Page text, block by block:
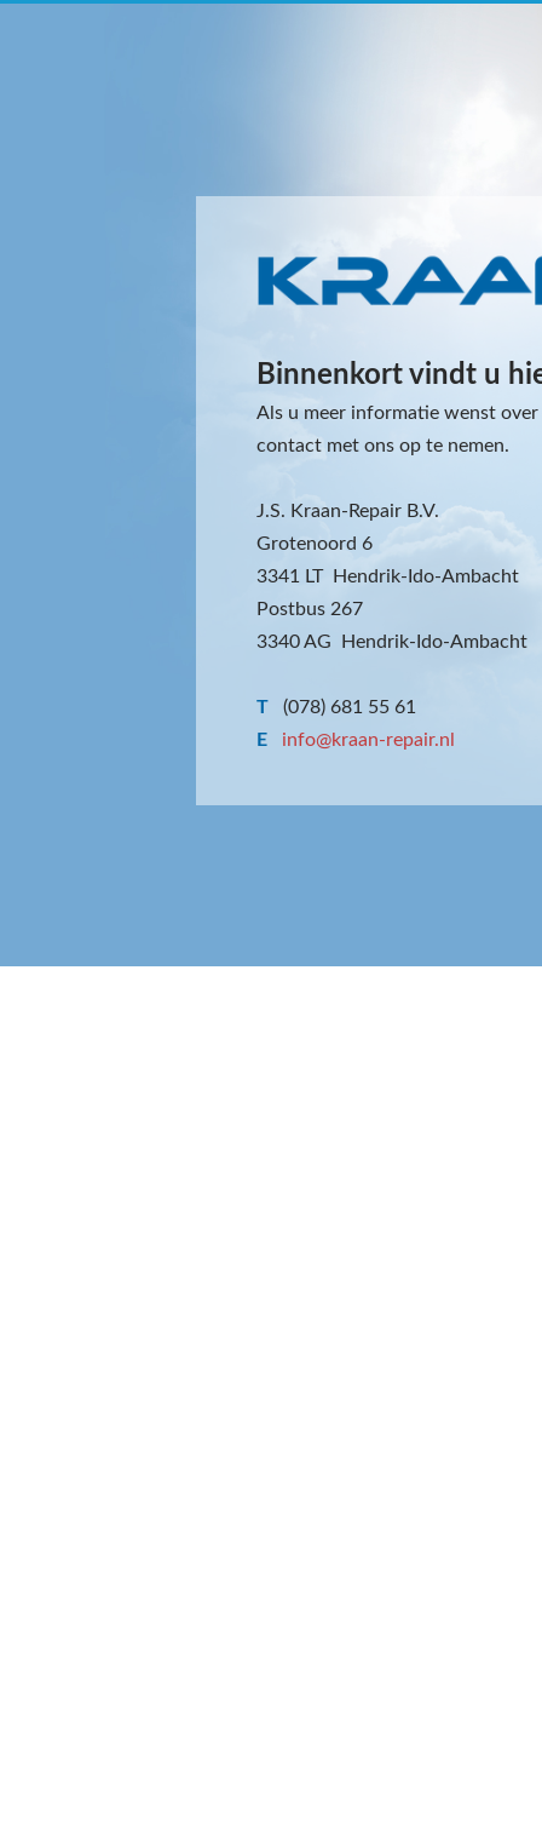
Binnenkort vindt u
Als u meer informatie wenst
contact met ons op te nemen.
J.S. Kraan-Repair B.V.
Grotenoord 6
3341 LT Hendrik-Ido-Ambacht
Postbus 267
3340 AG Hendrik-Ido-Ambacht
T
(078) 681 55 61
E
info@kraan-repair.nl